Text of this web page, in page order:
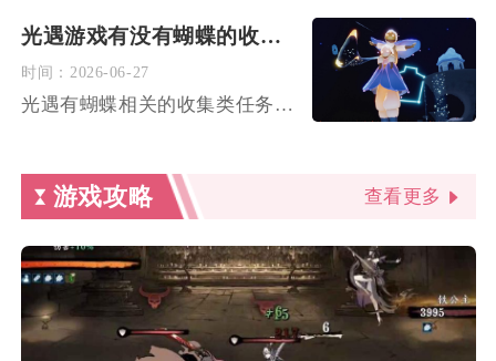
光遇游戏有没有蝴蝶的收集任务
时间： 2026-06-27
光遇有蝴蝶相关的收集类任务，主要集中在特定季节任务与日常任务...
游戏攻略 查看更多